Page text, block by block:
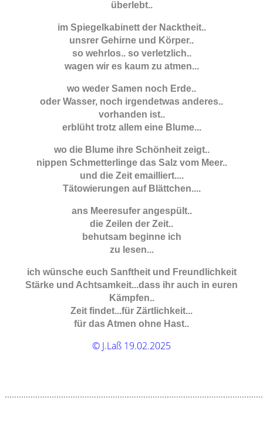
überlebt..
im Spiegelkabinett der Nacktheit..
unsrer Gehirne und Körper..
so wehrlos.. so verletzlich..
wagen wir es kaum zu atmen...
wo weder Samen noch Erde..
oder Wasser, noch irgendetwas anderes..
vorhanden ist..
erblüht trotz allem eine Blume...
wo die Blume ihre Schönheit zeigt..
nippen Schmetterlinge das Salz vom Meer..
und die Zeit emailliert....
Tätowierungen auf Blättchen....
ans Meeresufer angespült..
die Zeilen der Zeit..
behutsam beginne ich
zu lesen...
ich wünsche euch Sanftheit und Freundlichkeit
Stärke und Achtsamkeit...dass ihr auch in euren
Kämpfen..
Zeit findet...für Zärtlichkeit...
für das Atmen ohne Hast..
© J.Laß 19.02.2025